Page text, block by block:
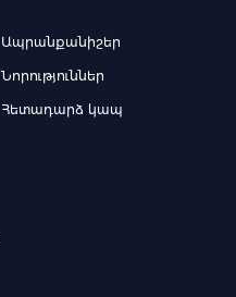
Ապրանքանիշեր
Նորություններ
Հետադարձ կապ